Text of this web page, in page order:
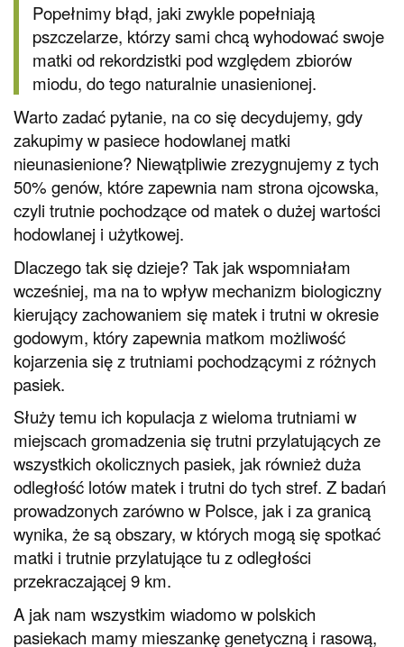
Popełnimy błąd, jaki zwykle popełniają
pszczelarze, którzy sami chcą wyhodować swoje
matki od rekordzistki pod względem zbiorów
miodu, do tego naturalnie unasienionej.
Warto zadać pytanie, na co się decydujemy, gdy
zakupimy w pasiece hodowlanej matki
nieunasienione? Niewątpliwie zrezygnujemy z tych
50% genów, które zapewnia nam strona ojcowska,
czyli trutnie pochodzące od matek o dużej wartości
hodowlanej i użytkowej.
Dlaczego tak się dzieje? Tak jak wspomniałam
wcześniej, ma na to wpływ mechanizm biologiczny
kierujący zachowaniem się matek i trutni w okresie
godowym, który zapewnia matkom możliwość
kojarzenia się z trutniami pochodzącymi z różnych
pasiek.
Służy temu ich kopulacja z wieloma trutniami w
miejscach gromadzenia się trutni przylatujących ze
wszystkich okolicznych pasiek, jak również duża
odległość lotów matek i trutni do tych stref. Z badań
prowadzonych zarówno w Polsce, jak i za granicą
wynika, że są obszary, w których mogą się spotkać
matki i trutnie przylatujące tu z odległości
przekraczającej 9 km.
A jak nam wszystkim wiadomo w polskich
pasiekach mamy mieszankę genetyczną i rasową,